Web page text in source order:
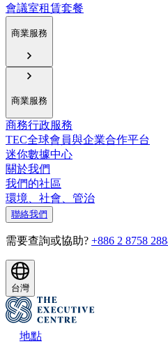
會議室租賃套餐
商業服務
商業服務
商務行政服務
TEC全球會員與企業合作平台
迷你數據中心
關於我們
我們的社區
環境、社會、管治
聯絡我們
需要查詢或協助? +886 2 8758
台灣
地點